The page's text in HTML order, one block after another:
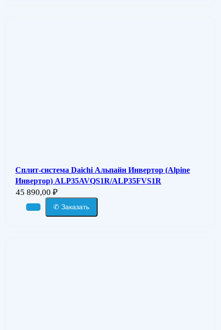
Сплит-система Daichi Альпайн Инвертор (Alpine
Инвертор) ALP35AVQS1R/ALP35FVS1R
45 890,00 ₽
✆ Заказать